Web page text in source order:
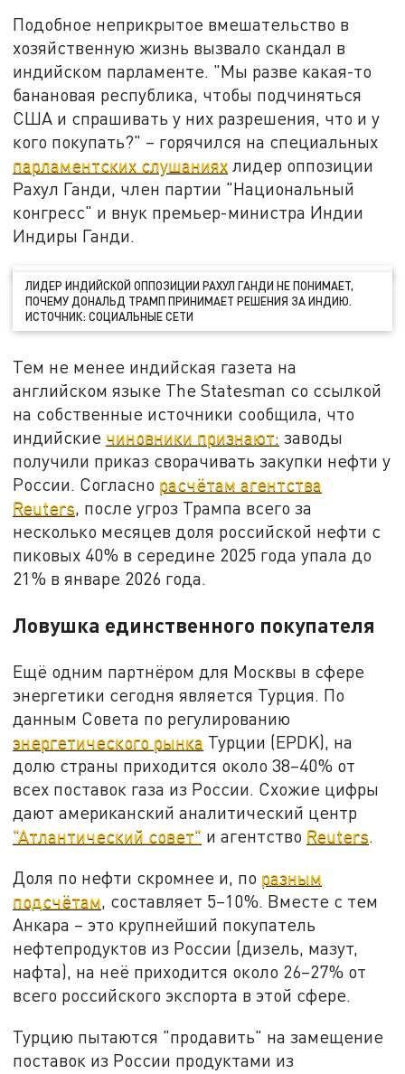
Подобное неприкрытое вмешательство в
хозяйственную жизнь вызвало скандал в
индийском парламенте. "Мы разве какая-то
банановая республика, чтобы подчиняться
США и спрашивать у них разрешения, что и у
кого покупать?" – горячился на специальных
парламентских слушаниях лидер оппозиции
Рахул Ганди, член партии "Национальный
конгресс" и внук премьер-министра Индии
Индиры Ганди.
ЛИДЕР ИНДИЙСКОЙ ОППОЗИЦИИ РАХУЛ ГАНДИ НЕ ПОНИМАЕТ,
ПОЧЕМУ ДОНАЛЬД ТРАМП ПРИНИМАЕТ РЕШЕНИЯ ЗА ИНДИЮ.
ИСТОЧНИК: СОЦИАЛЬНЫЕ СЕТИ
Тем не менее индийская газета на
английском языке The Statesman со ссылкой
на собственные источники сообщила, что
индийские чиновники признают: заводы
получили приказ сворачивать закупки нефти у
России. Согласно расчётам агентства
Reuters, после угроз Трампа всего за
несколько месяцев доля российской нефти с
пиковых 40% в середине 2025 года упала до
21% в январе 2026 года.
Ловушка единственного покупателя
Ещё одним партнёром для Москвы в сфере
энергетики сегодня является Турция. По
данным Совета по регулированию
энергетического рынка Турции (EPDK), на
долю страны приходится около 38–40% от
всех поставок газа из России. Схожие цифры
дают американский аналитический центр
"Атлантический совет" и агентство Reuters.
Доля по нефти скромнее и, по разным
подсчётам, составляет 5–10%. Вместе с тем
Анкара – это крупнейший покупатель
нефтепродуктов из России (дизель, мазут,
нафта), на неё приходится около 26–27% от
всего российского экспорта в этой сфере.
Турцию пытаются "продавить" на замещение
поставок из России продуктами из